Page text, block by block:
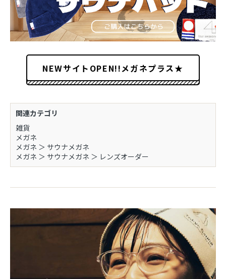
NEWサイトOPEN!!メガネプラス★
関連カテゴリ
雑貨
メガネ
メガネ ＞ サウナメガネ
メガネ ＞ サウナメガネ ＞ レンズオーダー